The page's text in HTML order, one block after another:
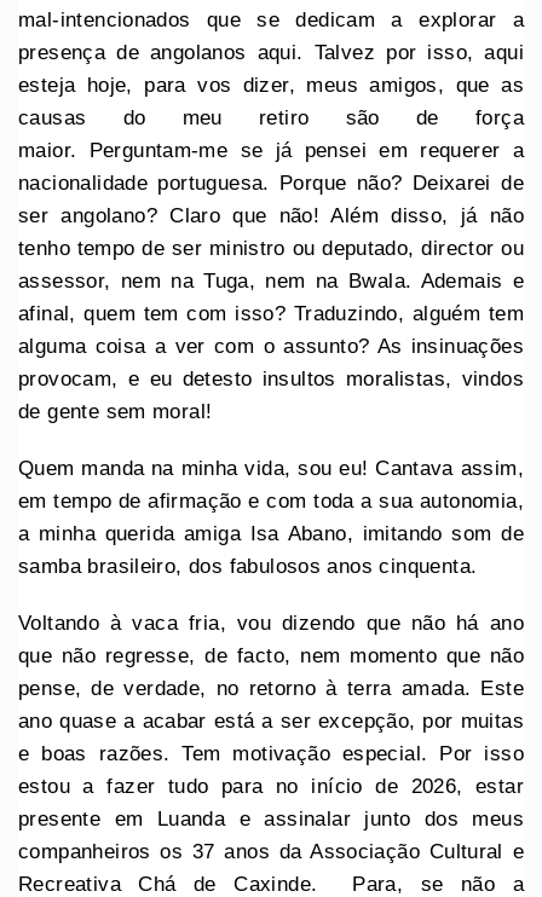
mal-intencionados que se dedicam a explorar a
presença de angolanos aqui. Talvez por isso, aqui
esteja hoje, para vos dizer, meus amigos, que as
causas do meu retiro são de força
maior. Perguntam-me se já pensei em requerer a
nacionalidade portuguesa. Porque não? Deixarei de
ser angolano? Claro que não! Além disso, já não
tenho tempo de ser ministro ou deputado, director ou
assessor, nem na Tuga, nem na Bwala. Ademais e
afinal, quem tem com isso? Traduzindo, alguém tem
alguma coisa a ver com o assunto? As insinuações
provocam, e eu detesto insultos moralistas, vindos
de gente sem moral!
Quem manda na minha vida, sou eu! Cantava assim,
em tempo de afirmação e com toda a sua autonomia,
a minha querida amiga Isa Abano, imitando som de
samba brasileiro, dos fabulosos anos cinquenta.
Voltando à vaca fria, vou dizendo que não há ano
que não regresse, de facto, nem momento que não
pense, de verdade, no retorno à terra amada. Este
ano quase a acabar está a ser excepção, por muitas
e boas razões. Tem motivação especial. Por isso
estou a fazer tudo para no início de 2026, estar
presente em Luanda e assinalar junto dos meus
companheiros os 37 anos da Associação Cultural e
Recreativa Chá de Caxinde. Para, se não a